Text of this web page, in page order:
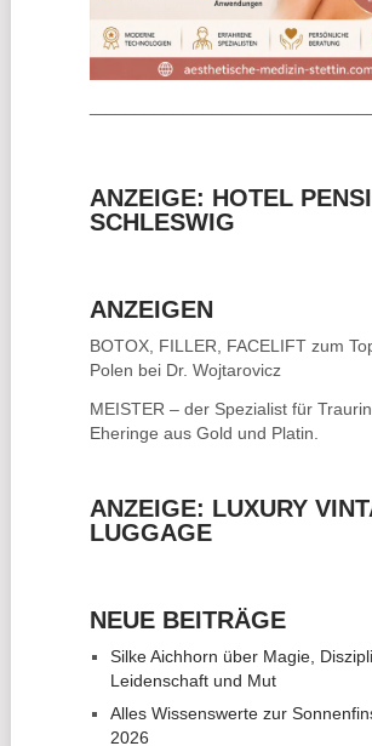
ANZEIGE: HOTEL
SCHLESWIG
ANZEIGEN
BOTOX, FILLER, FACELIFTzum
Polen bei Dr. Wojtarovicz
MEISTER – der Spezialist für
Eheringe aus Gold und Platin.
ANZEIGE: LUXURY
LUGGAGE
NEUE BEITRÄGE
Silke Aichhorn über Magie,
Leidenschaft und Mut
Alles Wissenswerte zur
2026